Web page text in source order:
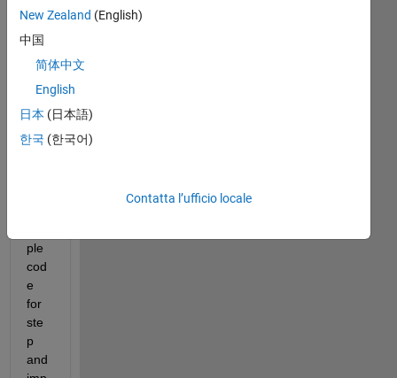
Hi
all.
hav
e
ple
cod
e
for
ste
p
and
New Zealand (English)
中国
简体中文
English
日本 (日本語)
한국 (한국어)
Contatta l’ufficio locale